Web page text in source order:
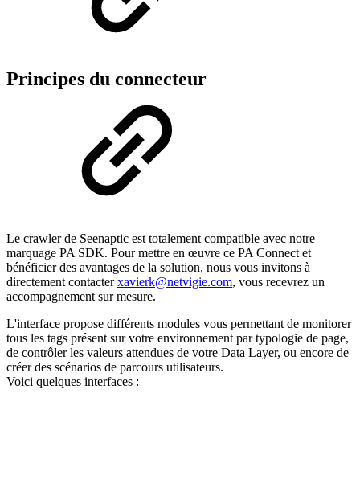
Principes du connecteur
Le crawler de Seenaptic est totalement compatible avec notre
marquage PA SDK. Pour mettre en œuvre ce PA Connect et
bénéficier des avantages de la solution, nous vous invitons à
directement contacterxavierk@netvigie.com, vous recevrez un
accompagnement sur mesure.
L'interface propose différents modules vous permettant de monitorer
tous les tags présent sur votre environnement par typologie de page,
de contrôler les valeurs attendues de votre Data Layer, ou encore de
créer des scénarios de parcours utilisateurs.
Voici quelques interfaces :